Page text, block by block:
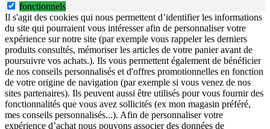
fonctionnels
Il s'agit des cookies qui nous permettent d’identifier les informations
du site qui pourraient vous intéresser afin de personnaliser votre
expérience sur notre site (par exemple vous rappeler les derniers
produits consultés, mémoriser les articles de votre panier avant de
poursuivre vos achats.). Ils vous permettent également de bénéficier
de nos conseils personnalisés et d'offres promotionnelles en fonction
de votre origine de navigation (par exemple si vous venez de nos
sites partenaires). Ils peuvent aussi être utilisés pour vous fournir des
fonctionnalités que vous avez sollicités (ex mon magasin préféré,
mes conseils personnalisés...). Afin de personnaliser votre
expérience d’achat nous pouvons associer des données de